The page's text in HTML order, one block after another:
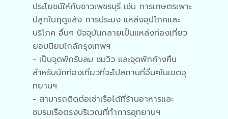
ประโยชน์ให้กับชาวเพชรบุรี เช่น การเกษตรเพาะ
ปลูกในฤดูแล้ง การประมง แหล่งอุปโภคและ
บริโภค อื่นๆ ปัจจุบันกลายเป็นแหล่งท่องเที่ยว
ยอมนิยมใกล้กรุงเทพฯ
- เป็นจุดพักรับลม ชมวิว และจุดพักค้างคืน
สำหรับนักท่องเที่ยวที่จะไปสถานที่อื่นๆในเขตอุ
ทยานฯ
- สามารถติดต่อเช่าเรือได้ที่ร้านอาหารและ
ชมรมเรือตรงบริเวณที่ทำการอุทยานฯ